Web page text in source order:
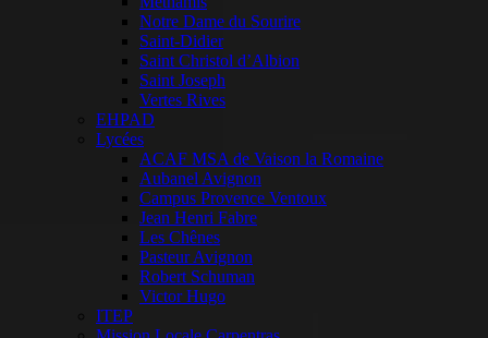
Notre Dame du Sourire
Saint-Didier
Saint Christol d’Albion
Saint Joseph
Vertes Rives
EHPAD
Lycées
ACAF MSA de Vaison la Romaine
Aubanel Avignon
Campus Provence Ventoux
Jean Henri Fabre
Les Chênes
Pasteur Avignon
Robert Schuman
Victor Hugo
ITEP